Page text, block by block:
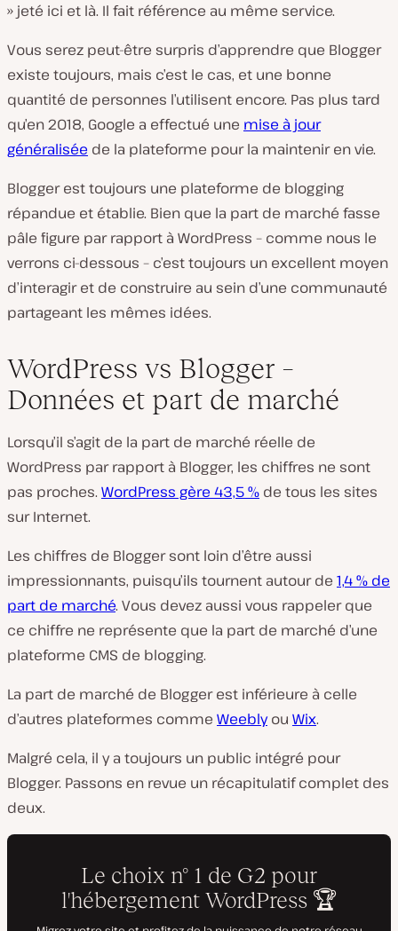
» jeté ici et là. Il fait référence au même service.
Vous serez peut-être surpris d’apprendre que Blogger
existe toujours, mais c’est le cas, et une bonne
quantité de personnes l’utilisent encore. Pas plus tard
qu’en 2018, Google a effectué une mise à jour
généralisée de la plateforme pour la maintenir en vie.
Blogger est toujours une plateforme de blogging
répandue et établie. Bien que la part de marché fasse
pâle figure par rapport à WordPress – comme nous le
verrons ci-dessous – c’est toujours un excellent moyen
d’interagir et de construire au sein d’une communauté
partageant les mêmes idées.
WordPress vs Blogger –
Données et part de marché
Lorsqu’il s’agit de la part de marché réelle de
WordPress par rapport à Blogger, les chiffres ne sont
pas proches. WordPress gère 43,5 % de tous les sites
sur Internet.
Les chiffres de Blogger sont loin d’être aussi
impressionnants, puisqu’ils tournent autour de 1,4 % de
part de marché. Vous devez aussi vous rappeler que
ce chiffre ne représente que la part de marché d’une
plateforme CMS de blogging.
La part de marché de Blogger est inférieure à celle
d’autres plateformes comme Weeblyou Wix.
Malgré cela, il y a toujours un public intégré pour
Blogger. Passons en revue un récapitulatif complet des
deux.